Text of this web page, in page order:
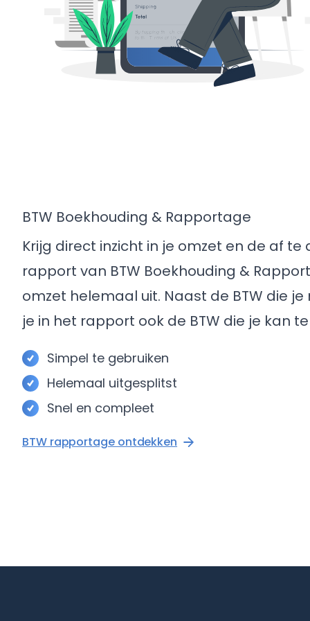
BTW Boekhouding & Rapportage
Krijg direct inzicht in je omzet en de af te
rapport van BTW Boekhouding &
omzet helemaal uit. Naast de BTW die
je in het rapport ook de BTW die je kan
Simpel te gebruiken
Helemaal uitgesplitst
Snel en compleet
BTW rapportage ontdekken